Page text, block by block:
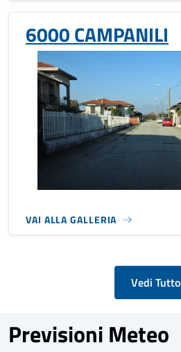
6000 CAMPANILI
VAI ALLA GALLERIA
Vedi Tutto
Previsioni Meteo